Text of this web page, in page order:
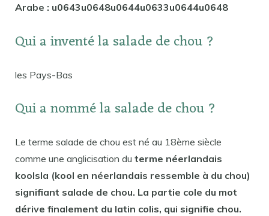
Arabe : u0643u0648u0644u0633u0644u0648
Qui a inventé la salade de chou ?
les Pays-Bas
Qui a nommé la salade de chou ?
Le terme salade de chou est né au 18ème siècle
comme une anglicisation du terme néerlandais
koolsla (kool en néerlandais ressemble à du chou)
signifiant salade de chou. La partie cole du mot
dérive finalement du latin colis, qui signifie chou.